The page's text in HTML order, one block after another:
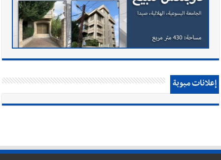
إعلانات مبوبة